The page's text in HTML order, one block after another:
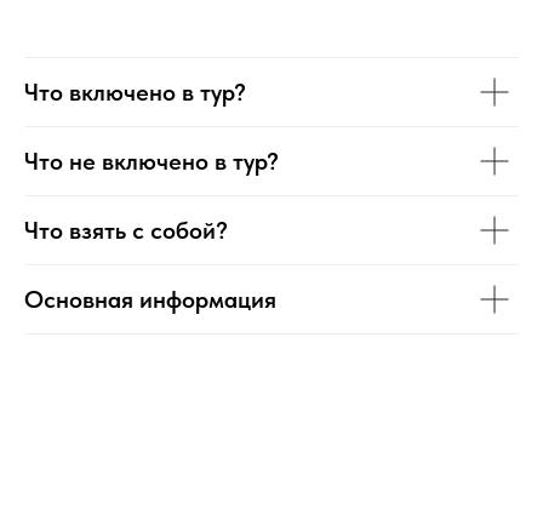
Что включено в тур?
Что не включено в тур?
Что взять с собой?
Основная информация